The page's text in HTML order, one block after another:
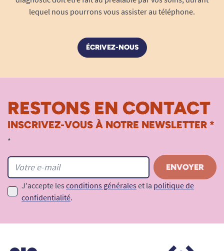
lequel nous pourrons vous assister au téléphone.
ÉCRIVEZ-NOUS
RESTONS EN CONTACT
INSCRIVEZ-VOUS À NOTRE NEWSLETTER *
*
J'accepte les conditions générales et la politique de
confidentialité.